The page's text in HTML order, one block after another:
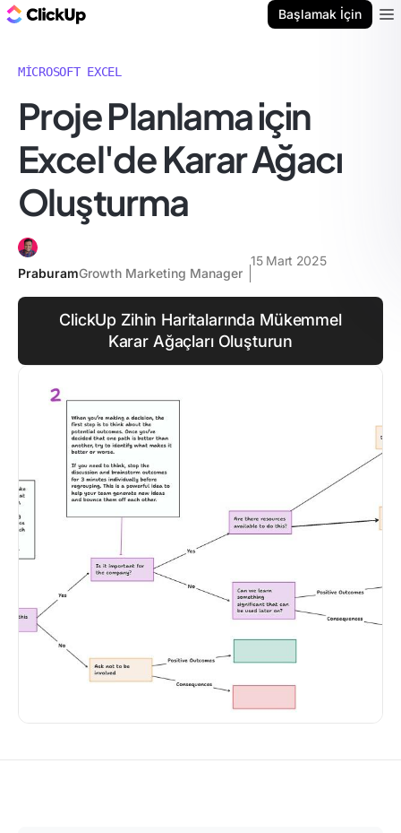
Başlamak İçin
MICROSOFT EXCEL
Proje Planlama için
Excel'de Karar Ağacı
Oluşturma
PraburamGrowth Marketing Manager
15 Mart 2025
ClickUp Zihin Haritalarında Mükemmel
Karar Ağaçları Oluşturun